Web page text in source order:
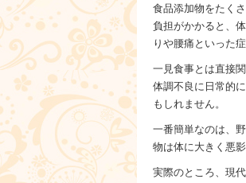
食品添加物をたく
負担がかかると、
りや腰痛といった
一見食事とは直接
体調不良に日常的
もしれません。
一番簡単なのは、
物は体に大きく悪
実際のところ、現